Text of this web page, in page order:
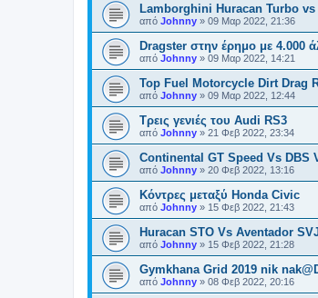
Lamborghini Huracan Turbo vs
από Johnny » 09 Μαρ 2022, 21:36
Dragster στην έρημο με 4.000
από Johnny » 09 Μαρ 2022, 14:21
Top Fuel Motorcycle Dirt Drag
από Johnny » 09 Μαρ 2022, 12:44
Tρεις γενιές του Audi RS3
από Johnny » 21 Φεβ 2022, 23:34
Continental GT Speed Vs DBS
από Johnny » 20 Φεβ 2022, 13:16
Κόντρες μεταξύ Honda Civic
από Johnny » 15 Φεβ 2022, 21:43
Huracan STO Vs Aventador
από Johnny » 15 Φεβ 2022, 21:28
Gymkhana Grid 2019 nik
από Johnny » 08 Φεβ 2022, 20:16